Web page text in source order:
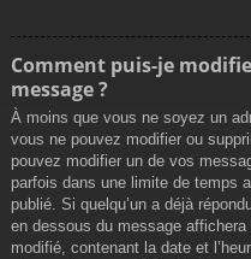
Comment puis-je
message ?
À moins que vous ne soyez un
vous ne pouvez modifier ou
pouvez modifier un de vos
parfois dans une limite de temps
publié. Si quelqu’un a déjà
en dessous du message
modifié, contenant la date et